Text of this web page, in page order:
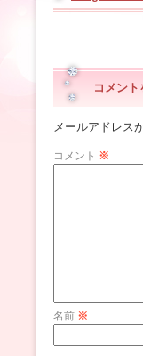
コメント
メールアドレス
コメント ※
名前 ※